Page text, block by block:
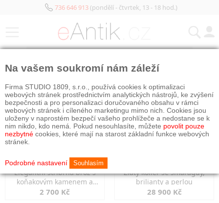
736 646 913(pondělí - čtvrtek, 13 - 18 hod.)
Elegantní stříbrná brož s
koňakovým kamenem a
markazity
2 700 Kč
Zlatý kolier se smaragdy,
brilianty a perlou
28 900 Kč
Na vašem soukromí nám záleží
Firma STUDIO 1809, s.r.o., používá cookies k optimalizaci
webových stránek prostřednictvím analytických nástrojů, ke zvýšení
bezpečnosti a pro personalizaci doručovaného obsahu v rámci
webových stránek i cíleného marketingu mimo nich. Cookies jsou
uloženy v naprostém bezpečí vašeho prohlížeče a nedostane se k
nim nikdo, kdo nemá. Pokud nesouhlasíte, můžete povolit pouze
nezbytné cookies, které mají na starost základní funkce webových
stránek.
Podrobné nastavení Souhlasím